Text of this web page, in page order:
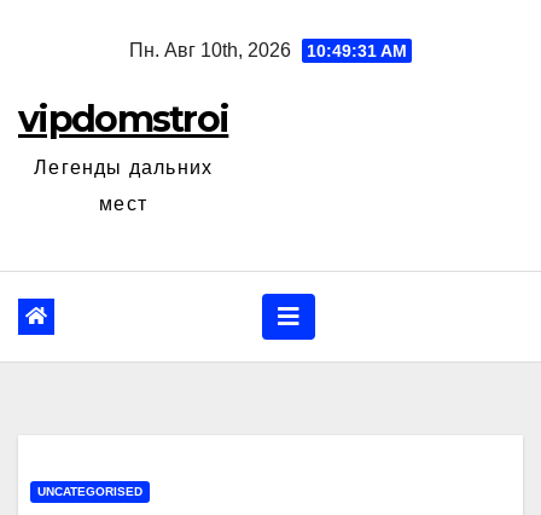
Пн. Авг 10th, 2026 10:49:32 AM
vipdomstroi
Легенды дальних
мест
UNCATEGORISED